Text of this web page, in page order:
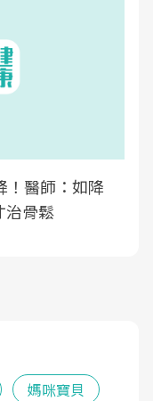
！醫師：如降
治骨鬆
媽咪寶貝